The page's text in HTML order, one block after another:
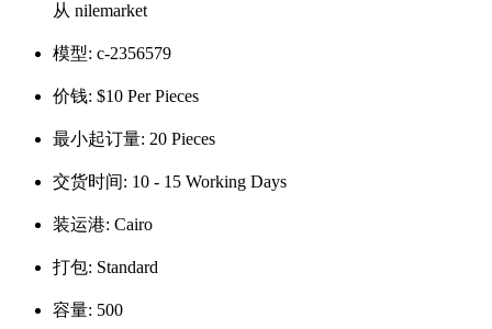
从 nilemarket
模型: c-2356579
价钱: $10 Per Pieces
最小起订量: 20 Pieces
交货时间: 10 - 15 Working Days
装运港: Cairo
打包: Standard
容量: 500